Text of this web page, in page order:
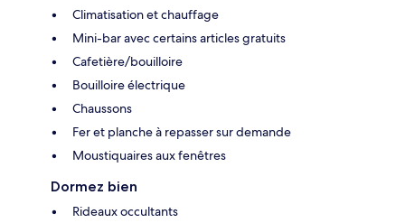
Climatisation et chauffage
Mini-bar avec certains articles gratuits
Cafetière/bouilloire
Bouilloire électrique
Chaussons
Fer et planche à repasser sur demande
Moustiquaires aux fenêtres
Dormez bien
Rideaux occultants